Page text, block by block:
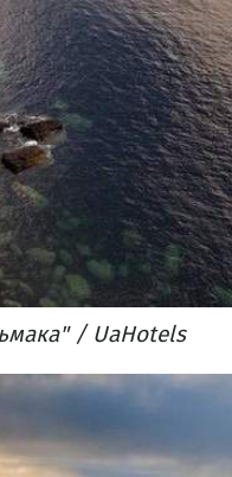
/ UaHotels